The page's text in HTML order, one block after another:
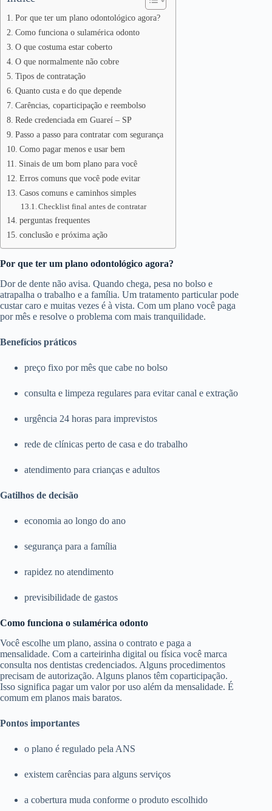
Por que ter um plano odontológico agora?
Como funciona o sulamérica odonto
O que costuma estar coberto
O que normalmente não cobre
Tipos de contratação
Quanto custa e do que depende
Carências, coparticipação e reembolso
Rede credenciada em Guareí – SP
Passo a passo para contratar com segurança
Como pagar menos e usar bem
Sinais de um bom plano para você
Erros comuns que você pode evitar
Casos comuns e caminhos simples
Checklist final antes de contratar
perguntas frequentes
conclusão e próxima ação
Por que ter um plano odontológico agora?
Dor de dente não avisa. Quando chega, pesa no bolso e
atrapalha o trabalho e a família. Um tratamento particular pode
custar caro e muitas vezes é à vista. Com um plano você paga
por mês e resolve o problema com mais tranquilidade.
Benefícios práticos
preço fixo por mês que cabe no bolso
consulta e limpeza regulares para evitar canal e extração
urgência 24 horas para imprevistos
rede de clínicas perto de casa e do trabalho
atendimento para crianças e adultos
Gatilhos de decisão
economia ao longo do ano
segurança para a família
rapidez no atendimento
previsibilidade de gastos
Como funciona o sulamérica odonto
Você escolhe um plano, assina o contrato e paga a
mensalidade. Com a carteirinha digital ou física você marca
consulta nos dentistas credenciados. Alguns procedimentos
precisam de autorização. Alguns planos têm coparticipação.
Isso significa pagar um valor por uso além da mensalidade. É
comum em planos mais baratos.
Pontos importantes
o plano é regulado pela ANS
existem carências para alguns serviços
a cobertura muda conforme o produto escolhido